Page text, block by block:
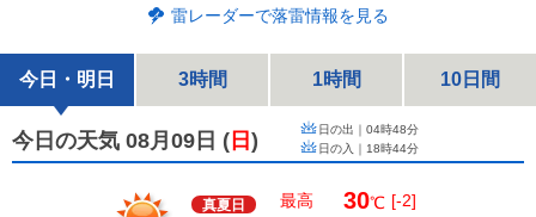
雷レーダーで落雷情報を見る
今日・明日 3時間 1時間 10日間
今日の天気 08月09日 ( 日 ) 日の出｜ 04時48分
日の入｜ 18時44分
真夏日 最高 30℃ [-2]